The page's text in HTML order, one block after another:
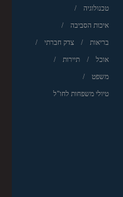
טכנולוגיה
איכות הסביבה
בריאות צדק חברתי
אוכל תיירות
משפט
טיולי משפחות לחו"ל